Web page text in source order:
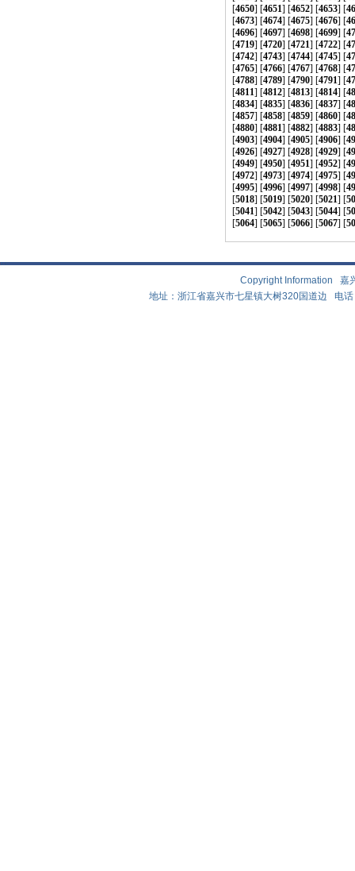
[4650] [4651] [4652] [4653] [
[4673] [4674] [4675] [4676] [
[4696] [4697] [4698] [4699] [
[4719] [4720] [4721] [4722] [
[4742] [4743] [4744] [4745] [
[4765] [4766] [4767] [4768] [
[4788] [4789] [4790] [4791] [
[4811] [4812] [4813] [4814] [
[4834] [4835] [4836] [4837] [
[4857] [4858] [4859] [4860] [
[4880] [4881] [4882] [4883] [
[4903] [4904] [4905] [4906] [
[4926] [4927] [4928] [4929] [
[4949] [4950] [4951] [4952] [
[4972] [4973] [4974] [4975] [
[4995] [4996] [4997] [4998] [
[5018] [5019] [5020] [5021] [
[5041] [5042] [5043] [5044] [
[5064] [5065] [5066] [5067] [
Copyright Information
地址：浙江省嘉兴市七星镇大树320国道边 电